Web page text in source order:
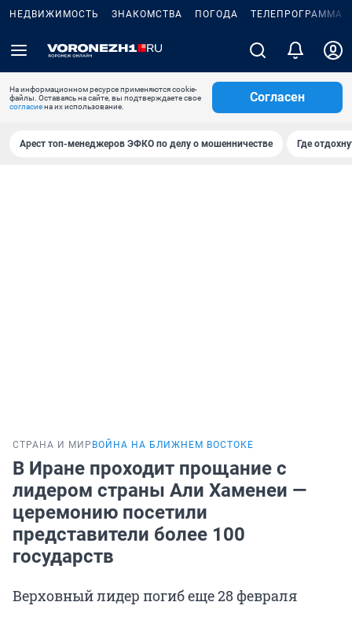
НЕДВИЖИМОСТЬ ЗНАКОМСТВА ПОГОДА ТЕЛЕПРОГРАММА
На информационном ресурсе применяются cookie-
файлы. Оставаясь на сайте, вы подтверждаете свое
согласиена их использование.
Согласен
Арест топ-менеджеров ЭФКО по делу о мошенничестве Где
СТРАНА И МИР ВОЙНА НА БЛИЖНЕМ ВОСТОКЕ
В Иране проходит прощание с
лидером страны Али Хаменеи —
церемонию посетили
представители более 100
государств
Верховный лидер погиб еще 28 февраля